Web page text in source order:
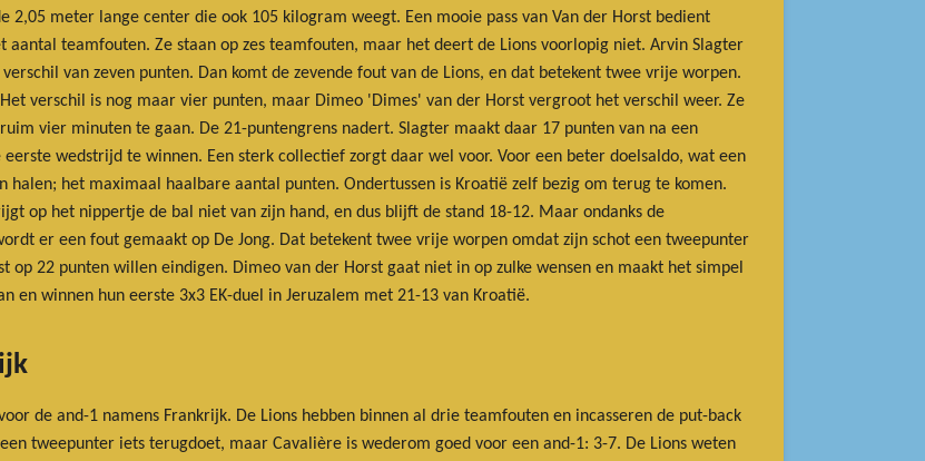
2,05 meter lange center die ook 105 kilogram weegt. Een mooie pass van Van der Horst bedient
aantal teamfouten. Ze staan op zes teamfouten, maar het deert de Lions voorlopig niet. Arvin Slagter
van zeven punten. Dan komt de zevende fout van de Lions, en dat betekent twee vrije worpen.
verschil is nog maar vier punten, maar Dimeo 'Dimes' van der Horst vergroot het verschil weer. Ze
vier minuten te gaan. De 21-puntengrens nadert. Slagter maakt daar 17 punten van na een
wedstrijd te winnen. Een sterk collectief zorgt daar wel voor. Voor een beter doelsaldo, wat een
het maximaal haalbare aantal punten. Ondertussen is Kroatië zelf bezig om terug te komen.
op het nippertje de bal niet van zijn hand, en dus blijft de stand 18-12. Maar ondanks de
er een fout gemaakt op De Jong. Dat betekent twee vrije worpen omdat zijn schot een tweepunter
op 22 punten willen eindigen. Dimeo van der Horst gaat niet in op zulke wensen en maakt het simpel
en winnen hun eerste 3x3 EK-duel in Jeruzalem met 21-13 van Kroatië.
de and-1 namens Frankrijk. De Lions hebben binnen al drie teamfouten en incasseren de put-back
tweepunter iets terugdoet, maar Cavalière is wederom goed voor een and-1: 3-7. De Lions weten